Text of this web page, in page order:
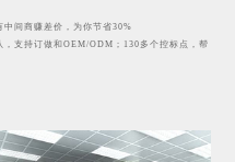
中间商赚差价，为你节省30%
，支持订做和OEM/ODM；130多个控标点，帮